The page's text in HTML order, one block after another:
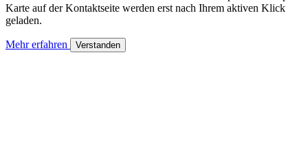
Karte auf der Kontaktseite werden erst nach Ihrem aktiven Klick
geladen.
Mehr erfahren Verstanden